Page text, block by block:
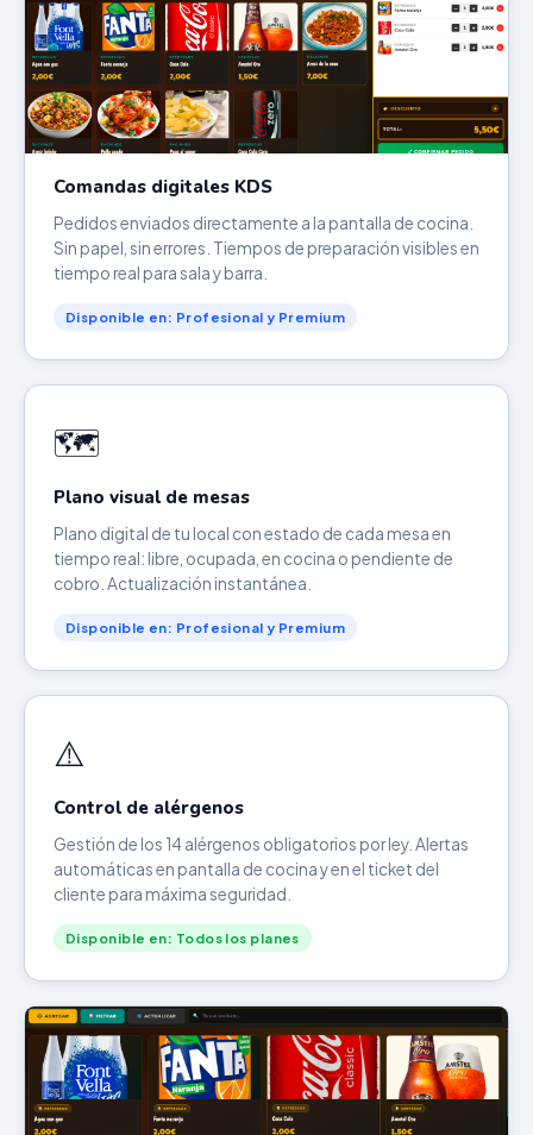
Comandas digitales KDS
Pedidos enviados directamente a la pantalla de cocina.
Sin papel, sin errores. Tiempos de preparación visibles en
tiempo real para sala y barra.
Disponible en: Profesional y Premium
🗺️
Plano visual de mesas
Plano digital de tu local con estado de cada mesa en
tiempo real: libre, ocupada, en cocina o pendiente de
cobro. Actualización instantánea.
Disponible en: Profesional y Premium
⚠️
Control de alérgenos
Gestión de los 14 alérgenos obligatorios por ley. Alertas
automáticas en pantalla de cocina y en el ticket del
cliente para máxima seguridad.
Disponible en: Todos los planes